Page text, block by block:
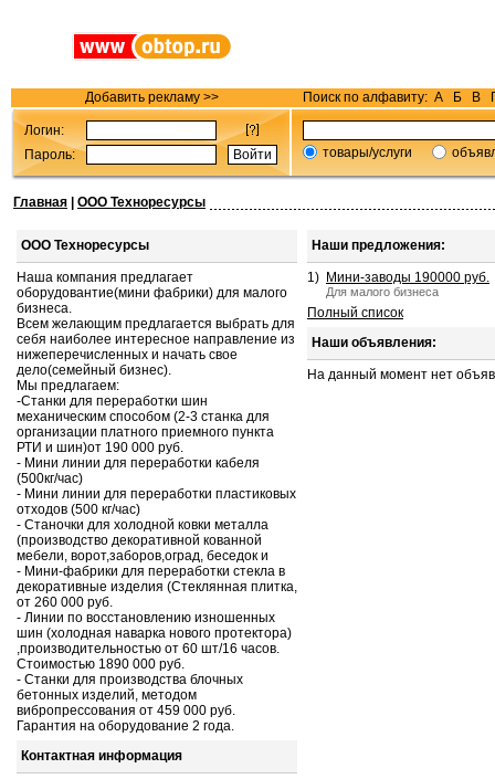
Добавить рекламу >> Поиск по алфавиту: А Б В
Логин:
Пароль:
товары/услуги
Главная ООО Техноресурсы
ООО Техноресурсы
Наша компания предлагает
оборудовантие(мини фабрики) для малого
бизнеса.
Всем желающим предлагается выбрать для
себя наиболее интересное направление из
нижеперечисленных и начать свое
дело(семейный бизнес).
Мы предлагаем:
-Станки для переработки шин
механическим способом (2-3 станка для
организации платного приемного пункта
РТИ и шин)от 190 000 руб.
- Мини линии для переработки кабеля
(500кг/час)
- Мини линии для переработки пластиковых
отходов (500 кг/час)
- Станочки для холодной ковки металла
(производство декоративной кованной
мебели, ворот,заборов,оград, беседок и
- Мини-фабрики для переработки стекла в
декоративные изделия (Стеклянная плитка,
от 260 000 руб.
- Линии по восстановлению изношенных
шин (холодная наварка нового протектора)
,производительностью от 60 шт/16 часов.
Стоимостью 1890 000 руб.
- Станки для производства блочных
бетонных изделий, методом
вибропрессования от 459 000 руб.
Гарантия на оборудование 2 года.
Контактная информация
Наши предложения:
1) Мини-заводы 190000 руб.
Для малого бизнеса
Полный список
Наши объявления:
На данный момент нет